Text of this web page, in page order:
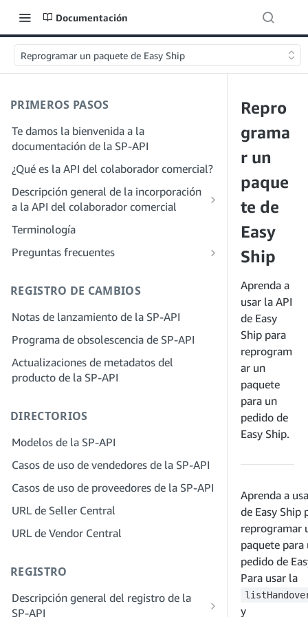
Documentación
Reprogramar un paquete de Easy Ship
PRIMEROS PASOS
Te damos la bienvenida a la
documentación de la SP-API
¿Qué es la API del colaborador comercial?
Descripción general de la incorporación
a la API del colaborador comercial
Incorporación como desarrollador
Paso 4: Registra una aplicación de
entorno aislado
Paso 5: Realiza tu primera llamada al
entorno aislado de la SP-API
autorización
Paso 7: Registra tu aplicación de
producción
Paso 9: Prueba tu aplicación
Paso 10: Incluye tu solicitud
Incorporación como proveedor de
servicios
y permisos para proveedores de
servicios
Paso 2: Crea una cuenta en el portal de
proveedores de soluciones para tu
empresa
Paso 3: Verifica tu identidad
de tu empresa
Paso 5: Solicita roles en Seller Central
Paso 6: Invita a los empleados a tu
cuenta
Paso 7: Conéctate con los vendedores
Paso 8. Incluye tu servicio en la red de
Terminología
Preguntas frecuentes
SP-API
proveedores de soluciones
REGISTRO DE CAMBIOS
Notas de lanzamiento de la SP-API
Programa de obsolescencia de SP-API
Actualizaciones de metadatos del
producto de la SP-API
DIRECTORIOS
Modelos de la SP-API
Casos de uso de vendedores de la SP-API
Casos de uso de proveedores de la SP-API
URL de Seller Central
URL de Vendor Central
REGISTRO
Descripción general del registro de la
SP-API
Repro
grama
r un
paque
te de
Easy
Ship
Aprenda a
usar la API
de Easy
Ship para
reprogram
ar un
paquete
para un
pedido de
Easy Ship.
Aprenda a
de Easy Ship
reprogramar
paquete para
pedido de
Para usar la
y